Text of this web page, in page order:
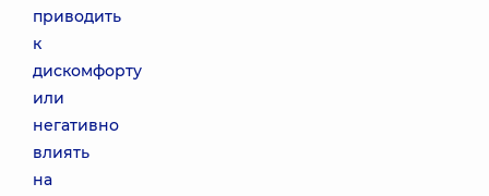
приводить
к
дискомфорту
или
негативно
влиять
на